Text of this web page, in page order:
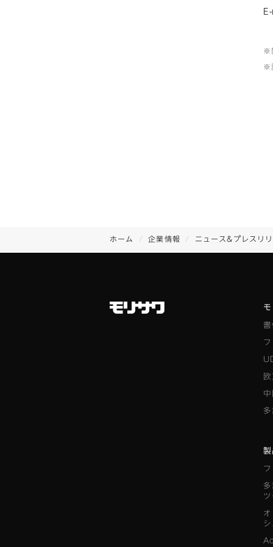
※
※
ホーム 企業情報 ニュース&プレスリ
書
多
製
多
ツ
シ